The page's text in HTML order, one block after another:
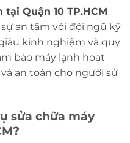
Quận 10 TP.HCM
an tâm với đội ngũ kỹ
kinh nghiệm và quy
bảo máy lạnh hoạt
an toàn cho người sử
sửa chữa máy